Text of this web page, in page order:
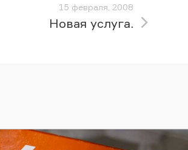
15 февраля, 2008
Новая услуга.